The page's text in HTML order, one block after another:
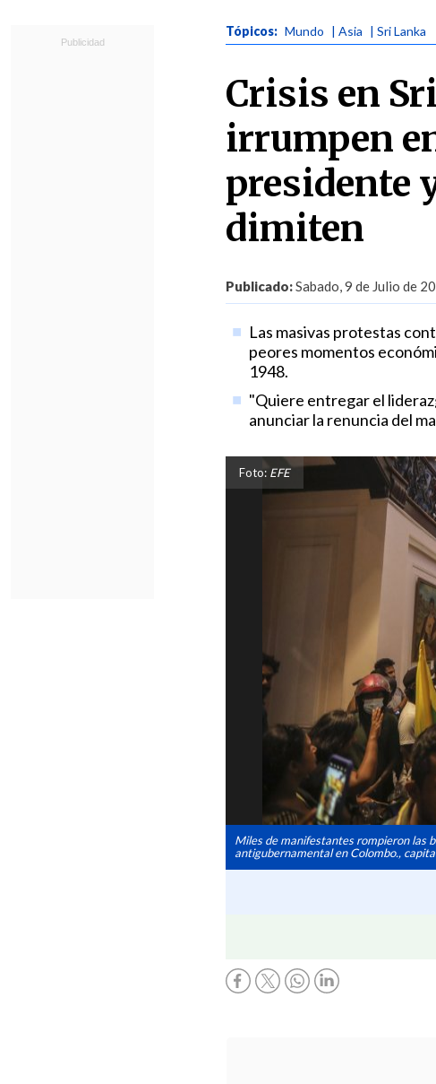
Tópicos: Mundo | Asia | Sri Lanka
Crisis en
irrumpen
presidente
dimiten
Publicado:Sabado, 9 de Julio de
Las masivas protestas
peores momentos
1948.
"Quiere entregar el
anunciar la renuncia del
Foto: EFE
‎Miles de manifestantes rompieron las
antigubernamental en Colombo.,